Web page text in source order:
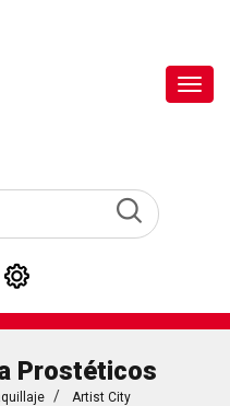
Prostéticos
Artist City